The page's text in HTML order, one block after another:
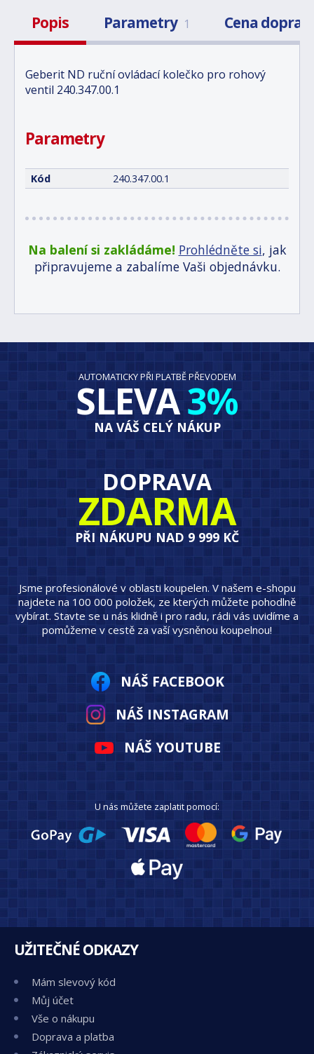
Popis Parametry 1 Cena
Geberit ND ruční ovládací kolečko pro rohový
ventil 240.347.00.1
Parametry
Kód 240.347.00.1
Na balení si zakládáme! Prohlédněte si, jak
připravujeme a zabalíme Vaši objednávku.
AUTOMATICKY PŘI PLATBĚ PŘEVODEM
SLEVA3%
NA VÁŠ CELÝ NÁKUP
DOPRAVA
ZDARMA
PŘI NÁKUPU NAD 9 999 KČ
Jsme profesionálové v oblasti koupelen. V našem e-shopu
najdete na 100 000 položek, ze kterých můžete pohodlně
vybírat. Stavte se u nás klidně i pro radu, rádi vás uvidíme a
pomůžeme v cestě za vaší vysněnou koupelnou!
NÁŠ FACEBOOK
NÁŠ INSTAGRAM
NÁŠ YOUTUBE
U nás můžete zaplatit pomocí:
UŽITEČNÉ ODKAZY
Mám slevový kód
Můj účet
Vše o nákupu
Doprava a platba